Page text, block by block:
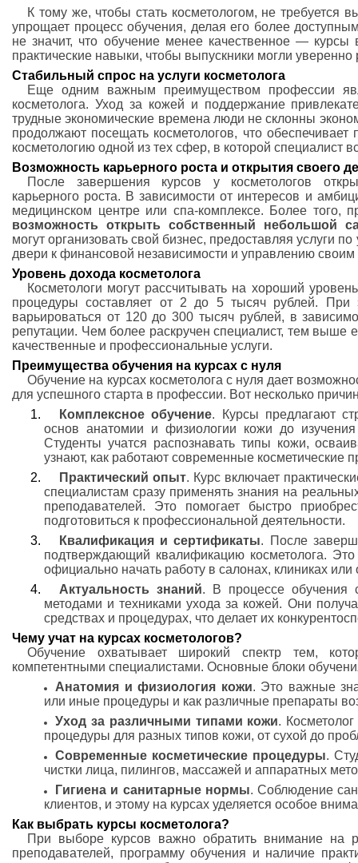
К тому же, чтобы стать косметологом, не требуется
упрощает процесс обучения, делая его более
не значит, что обучение менее качественное —
практические навыки, чтобы выпускники могли уверенно
Стабильный спрос на услуги косметолога
Еще одним важным преимуществом профессии
косметолога. Уход за кожей и поддержание
трудные экономические времена люди не склонны
продолжают посещать косметологов, что
косметологию одной из тех сфер, в которой специалист
Возможность карьерного роста и открытия своего
После завершения курсов у косметологов
карьерного роста. В зависимости от интересов и
медицинском центре или спа-комплексе. Более того,
возможность открыть собственный небольшой
могут организовать свой бизнес, предоставляя услуги
двери к финансовой независимости и управлению
Уровень дохода косметолога
Косметологи могут рассчитывать на хороший
процедуры составляет от 2 до 5 тысяч рублей. При
варьироваться от 120 до 300 тысяч рублей, в
репутации. Чем более раскручен специалист, тем выше
качественные и профессиональные услуги.
Преимущества обучения на курсах с нуля
Обучение на курсах косметолога с нуля дает
для успешного старта в профессии. Вот несколько
Комплексное обучение. Курсы предлагают
основ анатомии и физиологии кожи до изучения
Студенты учатся распознавать типы кожи,
узнают, как работают современные косметические
Практический опыт. Курс включает
специалистам сразу применять знания на
преподавателей. Это помогает быстро
подготовиться к профессиональной деятельности.
Квалификация и сертификаты. После
подтверждающий квалификацию косметолога.
официально начать работу в салонах, клиниках или
Актуальность знаний. В процессе обучения
методами и техниками ухода за кожей. Они
средствах и процедурах, что делает их
Чему учат на курсах косметологов?
Обучение охватывает широкий спектр тем,
компетентными специалистами. Основные блоки
Анатомия и физиология кожи. Это важные
или иные процедуры и как различные препараты
Уход за различными типами кожи.
процедуры для разных типов кожи, от сухой до
Современные косметические процедуры.
чистки лица, пилингов, массажей и аппаратных
Гигиена и санитарные нормы. Соблюдение
клиентов, и этому на курсах уделяется особое
Как выбрать курсы косметолога?
При выборе курсов важно обратить внимание на
преподавателей, программу обучения и наличие